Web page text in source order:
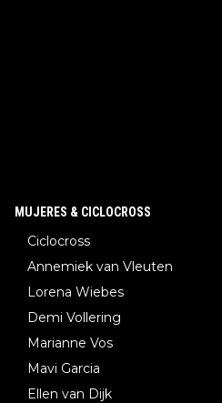
MUJERES & CICLOCROSS
Ciclocross
Annemiek van Vleuten
Lorena Wiebes
Demi Vollering
Marianne Vos
Mavi Garcia
Ellen van Dijk